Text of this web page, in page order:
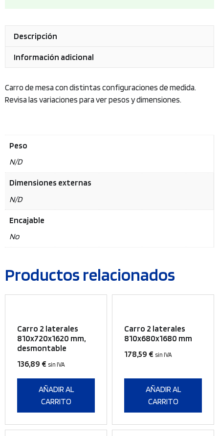
Descripción
Información adicional
Carro de mesa con distintas configuraciones de medida.
Revisa las variaciones para ver pesos y dimensiones.
Peso
N/D
Dimensiones externas
N/D
Encajable
No
Productos relacionados
Carro 2 laterales
810x720x1620 mm,
desmontable
136,89 € sin IVA
AÑADIR AL
CARRITO
Carro 2 laterales
810x680x1680 mm
178,59 € sin IVA
AÑADIR AL
CARRITO